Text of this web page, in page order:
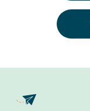
moment
liens
désinscription
ou